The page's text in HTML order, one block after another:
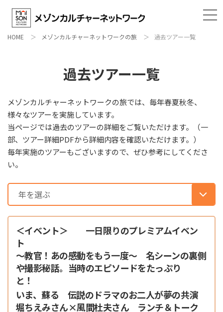
HOME メゾンカルチャーネットワークの旅 過去ツアー一覧
過去ツアー一覧
メゾンカルチャーネットワークの旅では、毎年春夏秋冬、
様々なツアーを実施しています。
当ページでは過去のツアーの詳細をご覧いただけます。（一
部、ツアー詳細PDFから詳細内容を確認いただけます。）
毎年実施のツアーもございますので、ぜひ参考にしてくださ
い。
年を選ぶ
＜イベント＞ 一日限りのプレミアムイベン
ト
～教官！あの感動をもう一度～ 名シーンの裏側
や撮影秘話。当時のエピソードをたっぷり
と！
いま、蘇る 伝説のドラマのお二人が夢の共演
堀ちえみさん×風間杜夫さん ランチ＆トーク